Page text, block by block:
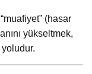
(hasar
yükseltmek,